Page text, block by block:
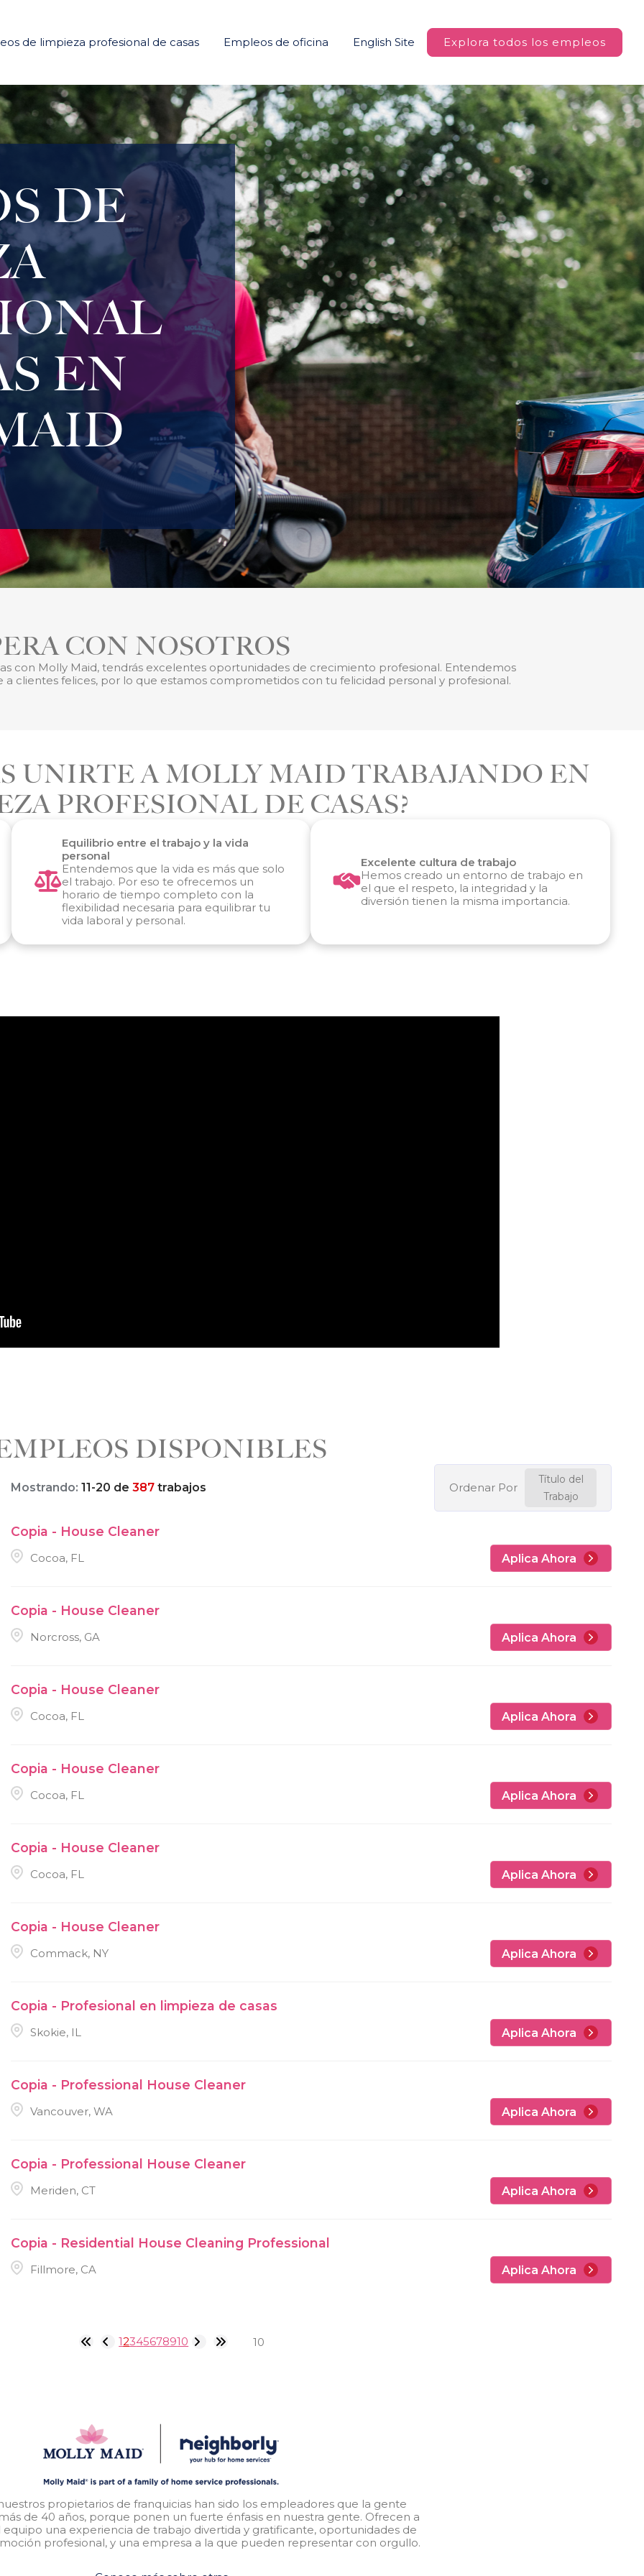
de limpieza profesional de casas Empleos de oficina English Site Explora todos los empleos
DE
EN
CON NOSOTROS
con Molly Maid, tendrás excelentes oportunidades de crecimiento profesional. Entendemos
clientes felices, por lo que estamos comprometidos con tu felicidad personal y profesional.
UNIRTE A MOLLY MAID TRABAJANDO EN
PROFESIONAL DE CASAS?
Equilibrio entre el trabajo y la vida
personal
Entendemos que la vida es más que solo
el trabajo. Por eso te ofrecemos un
horario de tiempo completo con la
flexibilidad necesaria para equilibrar tu
vida laboral y personal.
Excelente cultura de trabajo
Hemos creado un entorno de trabajo en
el que el respeto, la integridad y la
diversión tienen la misma importancia.
DISPONIBLES
Mostrando: 11 -20 de 387 trabajos Ordenar Por
Título del
Trabajo
Copia - House Cleaner
Cocoa, FL Aplica Ahora
Copia - House Cleaner
Norcross, GA Aplica Ahora
Copia - House Cleaner
Cocoa, FL Aplica Ahora
Copia - House Cleaner
Cocoa, FL Aplica Ahora
Copia - House Cleaner
Cocoa, FL Aplica Ahora
Copia - House Cleaner
Commack, NY Aplica Ahora
Copia - Profesional en limpieza de casas
Skokie, IL Aplica Ahora
Copia - Professional House Cleaner
Vancouver, WA Aplica Ahora
Copia - Professional House Cleaner
Meriden, CT Aplica Ahora
Copia - Residential House Cleaning Professional
Fillmore, CA Aplica Ahora
12345678910
propietarios de franquicias han sido los empleadores que la gente
de 40 años, porque ponen un fuerte énfasis en nuestra gente. Ofrecen a
una experiencia de trabajo divertida y gratificante, oportunidades de
profesional, y una empresa a la que pueden representar con orgullo.